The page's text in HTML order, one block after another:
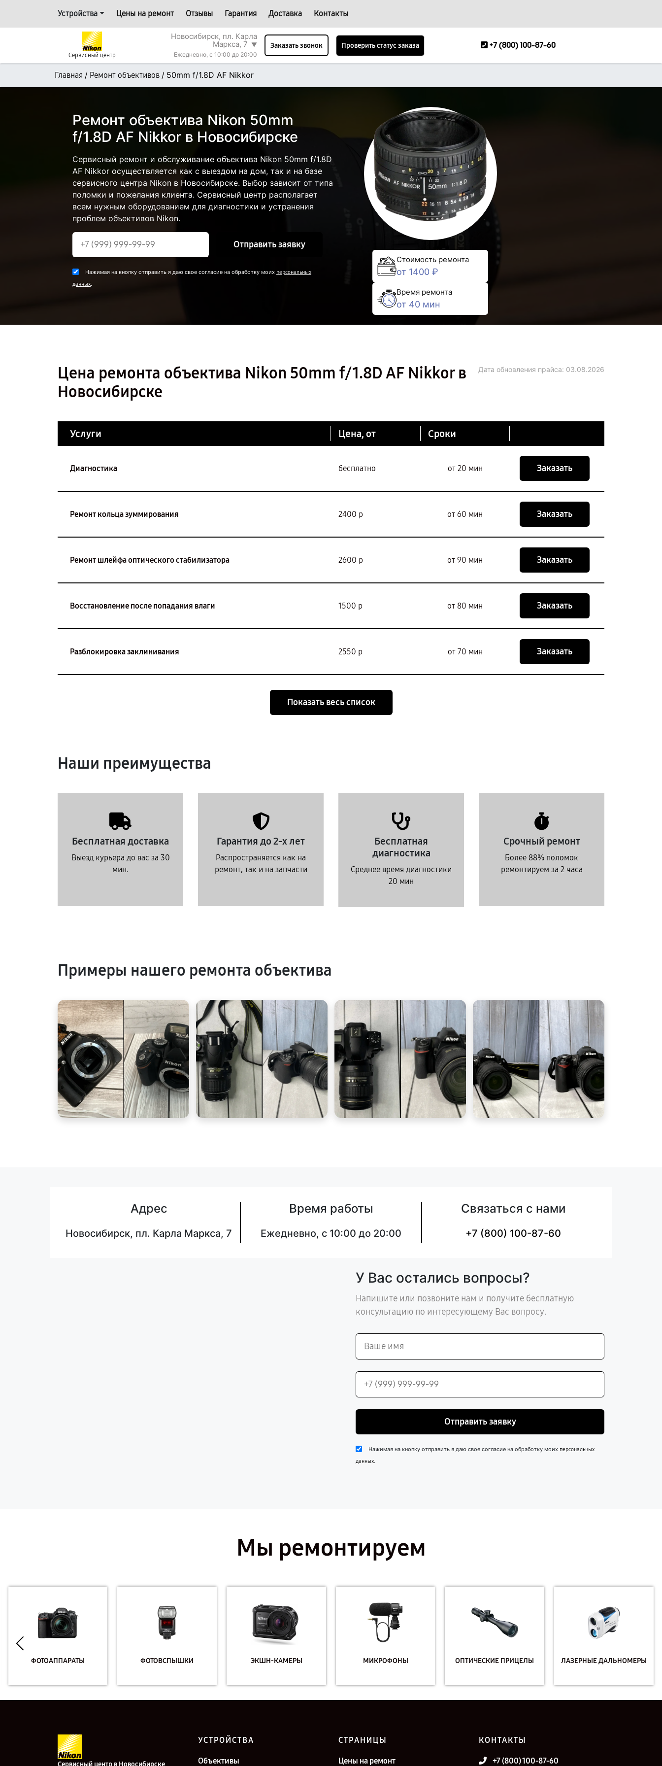
Устройства Цены на ремонт Отзывы Гарантия Доставка Контакты
Сервисный центр
Новосибирск, пл. Карла
Маркса, 7 ▼
Ежедневно, с 10:00 до 20:00
Заказать звонок Проверить статус заказа +7 (800) 100-87-60
Главная / Ремонт объективов / 50mm f/1.8D AF Nikkor
Ремонт объектива Nikon 50mm
f/1.8D AF Nikkor в Новосибирске
Сервисный ремонт и обслуживание объектива Nikon 50mm f/1.8D
AF Nikkor осуществляется как с выездом на дом, так и на базе
сервисного центра Nikon в Новосибирске. Выбор зависит от типа
поломки и пожелания клиента. Сервисный центр располагает
всем нужным оборудованием для диагностики и устранения
проблем объективов Nikon.
Отправить заявку
Нажимая на кнопку отправить я даю свое согласие на обработку моих персональных
данных.
Стоимость ремонта
от 1400 ₽
Время ремонта
от 40 мин
Цена ремонта объектива Nikon 50mm f/1.8D AF Nikkor в
Новосибирске
Дата обновления прайса: 03.08.2026
Услуги Цена, от Сроки
Диагностика бесплатно от 20 мин Заказать
Ремонт кольца зуммирования 2400 р от 60 мин Заказать
Ремонт шлейфа оптического стабилизатора 2600 р от 90 мин Заказать
Восстановление после попадания влаги 1500 р от 80 мин Заказать
Разблокировка заклинивания 2550 р от 70 мин Заказать
Показать весь список
Наши преимущества
Бесплатная доставка
Выезд курьера до вас за 30
мин.
Гарантия до 2-х лет
Распространяется как на
ремонт, так и на запчасти
Бесплатная
диагностика
Среднее время диагностики
20 мин
Срочный ремонт
Более 88% поломок
ремонтируем за 2 часа
Примеры нашего ремонта объектива
Адрес
Новосибирск, пл. Карла Маркса, 7
Время работы
Ежедневно, с 10:00 до 20:00
Связаться с нами
+7 (800) 100-87-60
У Вас остались вопросы?
Напишите или позвоните нам и получите бесплатную
консультацию по интересующему Вас вопросу.
Отправить заявку
Нажимая на кнопку отправить я даю свое согласие на обработку моих персональных
данных.
Мы ремонтируем
ФОТОАППАРАТЫ ФОТОВСПЫШКИ ЭКШН-КАМЕРЫ МИКРОФОНЫ ОПТИЧЕСКИЕ ПРИЦЕЛЫ ЛАЗЕРНЫЕ ДАЛЬНОМЕРЫ
Сервисный центр в Новосибирске
УСТРОЙСТВА
Объективы
СТРАНИЦЫ
Цены на ремонт
КОНТАКТЫ
+7 (800) 100-87-60